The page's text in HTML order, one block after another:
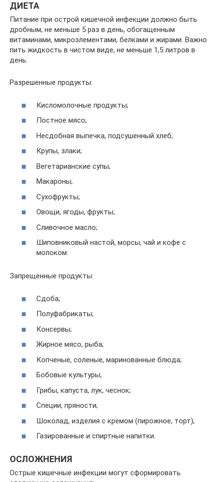
ДИЕТА
Питание при острой кишечной инфекции должно быть
дробным, не меньше 5 раз в день, обогащенным
витаминами, микроэлементами, белками и жирами. Важно
пить жидкость в чистом виде, не меньше 1,5 литров в
день.
Разрешенные продукты:
Кисломолочные продукты;
Постное мясо;
Несдобная выпечка, подсушенный хлеб;
Крупы, злаки;
Вегетарианские супы;
Макароны;
Сухофрукты;
Овощи, ягоды, фрукты;
Сливочное масло;
Шиповниковый настой, морсы, чай и кофе с
молоком.
Запрещенные продукты:
Сдоба;
Полуфабрикаты;
Консервы;
Жирное мясо, рыба;
Копченые, соленые, маринованные блюда;
Бобовые культуры;
Грибы, капуста, лук, чеснок;
Специи, пряности;
Шоколад, изделия с кремом (пирожное, торт);
Газированные и спиртные напитки.
ОСЛОЖНЕНИЯ
Острые кишечные инфекции могут сформировать